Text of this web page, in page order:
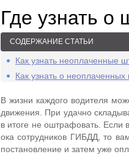
Где узнать
СОДЕРЖАНИЕ СТАТЬИ
Как узнать неоплаченные
Как узнать о
В жизни каждого водителя
движения. При удачно
в итоге не оштрафовать. Если
ока сотрудников ГИБДД, то
постановление и затем уже